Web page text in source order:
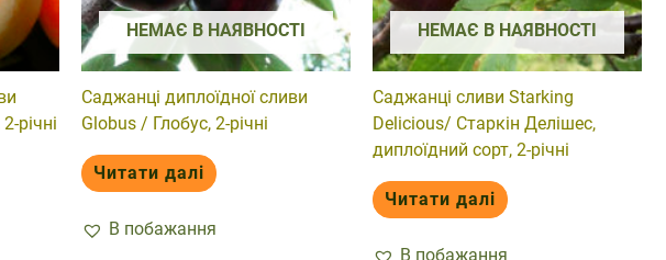
річні
НЕМАЄ В НАЯВНОСТІ
Саджанці диплоїдної сливи
Globus / Глобус, 2-річні
Читати далі
В побажання
НЕМАЄ В НАЯВНОСТІ
Саджанці сливи Starking
Delicious/ Старкін Делішес,
диплоїдний сорт, 2-річні
Читати далі
В побажання